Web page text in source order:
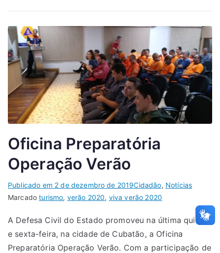
Oficina Preparatória
Operação Verão
Publicado em 2 de dezembro de 2019Cidadão, Notícias
Marcadoturismo, verão 2020, viva verão 2020
A Defesa Civil do Estado promoveu na última quinta
e sexta-feira, na cidade de Cubatão, a Oficina
Preparatória Operação Verão. Com a participação de